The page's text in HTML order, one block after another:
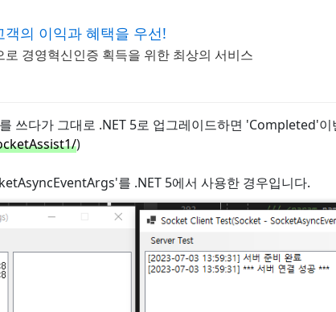
의 이익과 혜택을 우선!
경영혁신인증 획득을 위한 최상의 서비스
쓰다가 그대로 .NET 5로 업그레이드하면 'Completed'
)
를 .NET 5에서 사용한 경우입니다.